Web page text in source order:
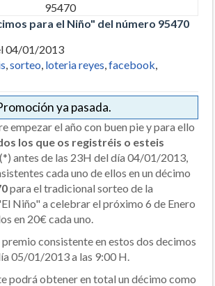
para el Niño" del número 95470
04/01/2013
,sorteo, loteria reyes,facebook,
ya pasada.
empezar el año con buen pie y para ello
los que os registréis o esteis
(*) antes de las 23H del día 04/01/2013,
cada uno de ellos en un décimo
para el tradicional sorteo de la
Niño" a celebrar el próximo 6 de Enero
en 20€ cada uno.
consistente en estos dos decimos
05/01/2013 a las 9:00 H.
podrá obtener en total un décimo como